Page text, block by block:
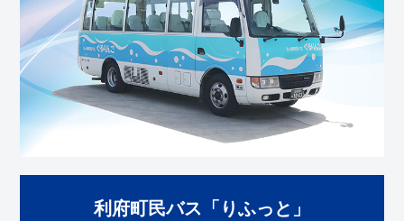
利府町民バス「りふっと」